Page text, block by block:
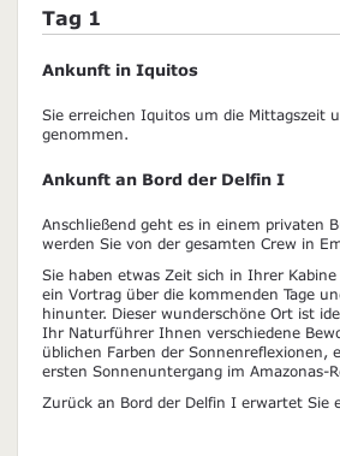
Tag 1
Ankunft in Iquitos
Sie erreichen Iquitos um die Mittagszeit
genommen.
Ankunft an Bord der Delfin I
Anschließend geht es in einem privaten
werden Sie von der gesamten Crew in
Sie haben etwas Zeit sich in Ihrer
ein Vortrag über die kommenden Tage
hinunter. Dieser wunderschöne Ort ist
Ihr Naturführer Ihnen verschiedene
üblichen Farben der Sonnenreflexionen,
ersten Sonnenuntergang im Amazonas-
Zurück an Bord der Delfin I erwartet Sie